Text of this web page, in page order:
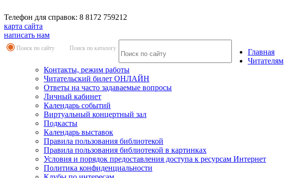
Телефон для справок: 8 8172 759212
карта сайта
написать нам
Поиск по сайту Поиск по каталогу
Главная
Читателям
Контакты, режим работы
Читательский билет ОНЛАЙН
Ответы на часто задаваемые вопросы
Личный кабинет
Календарь событий
Виртуальный концертный зал
Подкасты
Календарь выставок
Правила пользования библиотекой
Правила пользования библиотекой в картинках
Условия и порядок предоставления доступа к ресурсам Интернет
Политика конфиденциальности